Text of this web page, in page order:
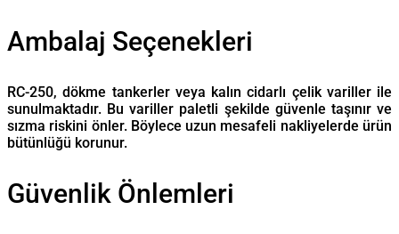
Ambalaj Seçenekleri
RC-250, dökme tankerler veya kalın cidarlı çelik variller ile
sunulmaktadır. Bu variller paletli şekilde güvenle taşınır ve
sızma riskini önler. Böylece uzun mesafeli nakliyelerde ürün
bütünlüğü korunur.
Güvenlik Önlemleri